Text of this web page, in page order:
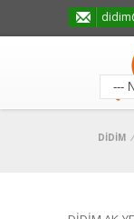
DİDİM /